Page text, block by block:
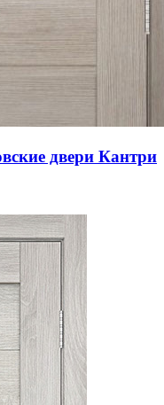
двери Кантри